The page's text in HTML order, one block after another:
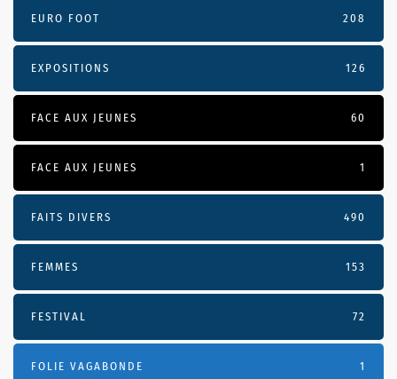
EURO FOOT 208
EXPOSITIONS 126
FACE AUX JEUNES 60
FACE AUX JEUNES 1
FAITS DIVERS 490
FEMMES 153
FESTIVAL 72
FOLIE VAGABONDE 1